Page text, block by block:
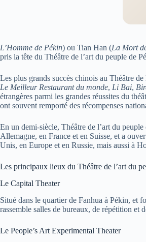
L’Homme de Pékin) ou Tian Han (La Mort
pris la tête du Théâtre de l’art du peuple de
Les plus grands succès chinois au Théâtre
Le Meilleur Restaurant du monde, Li Bai,
étrangères parmi les grandes réussites du
ont souvent remporté des récompenses
En un demi-siècle, Théâtre de l’art du
Allemagne, en France et en Suisse, et a
Unis, en Europe et en Russie, mais aussi à
Les principaux lieux du Théâtre de l’art du
Le Capital Theater
Situé dans le quartier de Fanhua à Pékin, et
rassemble salles de bureaux, de répétition et
Le People’s Art Experimental Theater